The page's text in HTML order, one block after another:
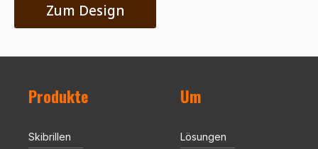
Zum Design
Produkte
Skibrillen
Um
Lösungen